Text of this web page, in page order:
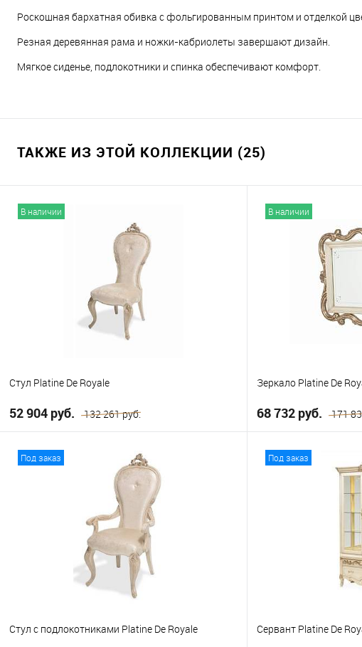
Роскошная бархатная обивка с фольгированным принтом и отделкой
Резная деревянная рама и ножки-кабриолеты завершают дизайн.
Мягкое сиденье, подлокотники и спинка обеспечивают комфорт.
ТАКЖЕ ИЗ ЭТОЙ КОЛЛЕКЦИИ (25)
В наличии
Стул Platine De Royale
52 904 руб. 132 261 руб.
В корзину
В наличии
Зеркало Platine De
68 732 руб. 171
Под заказ
Стул с подлокотниками Platine De Royale
Под заказ
Сервант Platine De